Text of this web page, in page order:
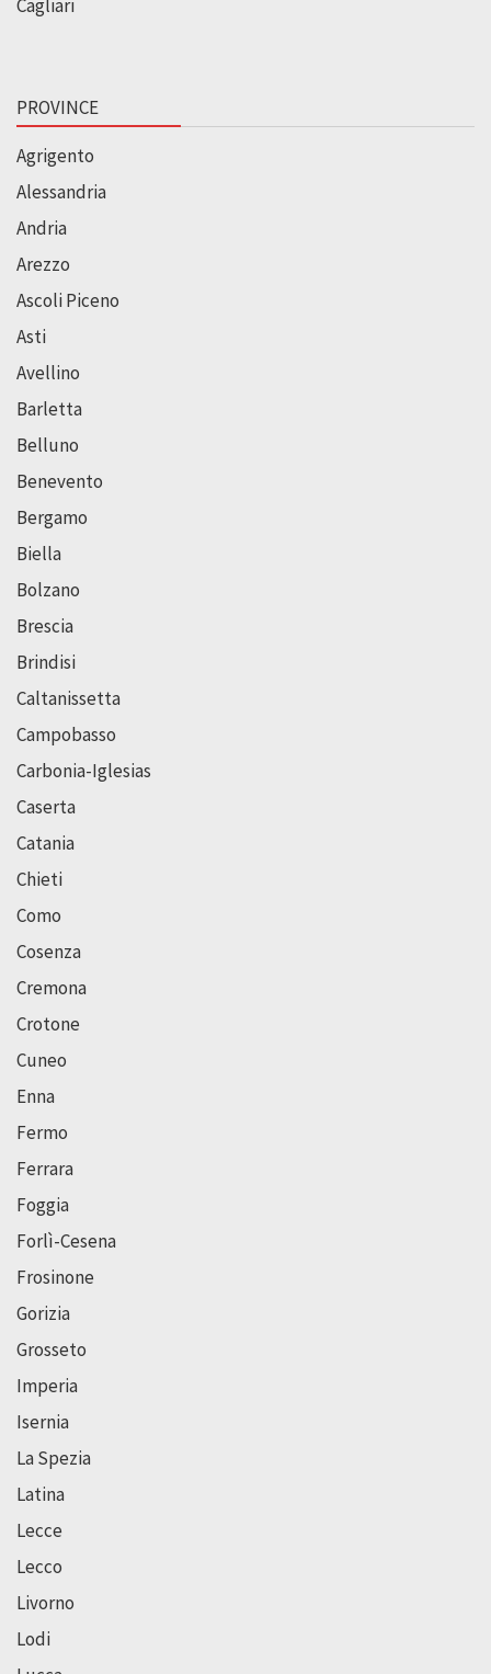
Cagliari
PROVINCE
Agrigento
Alessandria
Andria
Arezzo
Ascoli Piceno
Asti
Avellino
Barletta
Belluno
Benevento
Bergamo
Biella
Bolzano
Brescia
Brindisi
Caltanissetta
Campobasso
Carbonia-Iglesias
Caserta
Catania
Chieti
Como
Cosenza
Cremona
Crotone
Cuneo
Enna
Fermo
Ferrara
Foggia
Forlì-Cesena
Frosinone
Gorizia
Grosseto
Imperia
Isernia
La Spezia
Latina
Lecce
Lecco
Livorno
Lodi